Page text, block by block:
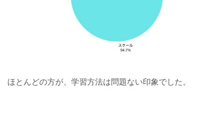
ほとんどの方が、学習方法は問題ない印象でした。